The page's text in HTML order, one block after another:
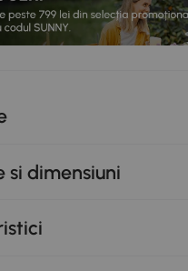
si dimensiuni